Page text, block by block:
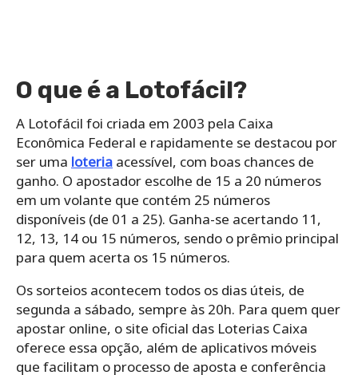
O que é a Lotofácil?
A Lotofácil foi criada em 2003 pela Caixa
Econômica Federal e rapidamente se destacou por
ser uma loteria acessível, com boas chances de
ganho. O apostador escolhe de 15 a 20 números
em um volante que contém 25 números
disponíveis (de 01 a 25). Ganha-se acertando 11,
12, 13, 14 ou 15 números, sendo o prêmio principal
para quem acerta os 15 números.
Os sorteios acontecem todos os dias úteis, de
segunda a sábado, sempre às 20h. Para quem quer
apostar online, o site oficial das Loterias Caixa
oferece essa opção, além de aplicativos móveis
que facilitam o processo de aposta e conferência